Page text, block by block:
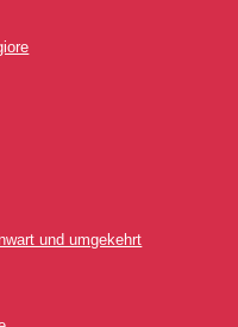
und umgekehrt